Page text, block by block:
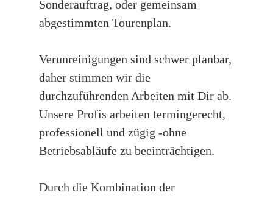
Sonderauftrag, oder gemeinsam
abgestimmten Tourenplan.
Verunreinigungen sind schwer planbar,
daher stimmen wir die
durchzuführenden Arbeiten mit Dir ab.
Unsere Profis arbeiten termingerecht,
professionell und zügig -ohne
Betriebsabläufe zu beeinträchtigen.
Durch die Kombination der